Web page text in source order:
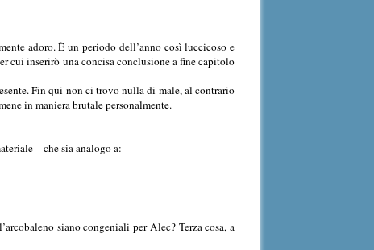
adoro. È un periodo dell’anno così luccicoso e
cui inserirò una concisa conclusione a fine capitolo
Fin qui non ci trovo nulla di male, al contrario
in maniera brutale personalmente.
– che sia analogo a:
siano congeniali per Alec? Terza cosa, a